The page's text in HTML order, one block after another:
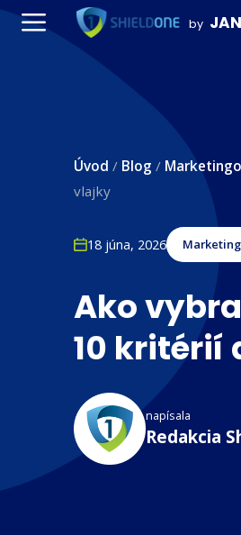
Preskočiť
Úvod / Blog /
vlajky
18 júna, 2026
Ako
10 kritérií
napísala
Redakcia
by